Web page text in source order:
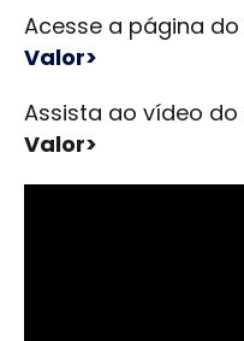
Acesse a página do
Valor>
Assista ao vídeo do
Valor>